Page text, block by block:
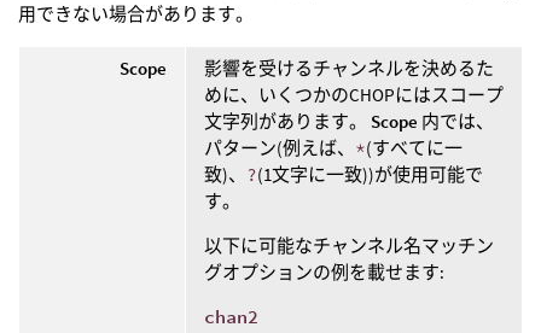
用できない場合があります。
Scope
影響を受けるチャンネルを決めるた
めに、いくつかのCHOPにはスコープ
文字列があります。 Scope 内では、
パターン(例えば、 *(すべてに一
致)、
?(1文字に一致))が使用可能で
す。
以下に可能なチャンネル名マッチン
グオプションの例を載せます:
chan2